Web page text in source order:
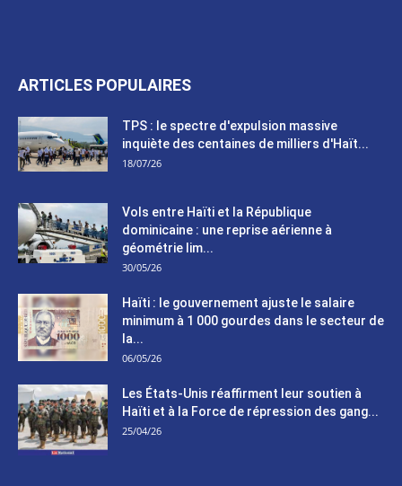
ARTICLES POPULAIRES
TPS : le spectre d'expulsion massive
inquiète des centaines de milliers d'Haït...
18/07/26
Vols entre Haïti et la République
dominicaine : une reprise aérienne à
géométrie lim...
30/05/26
Haïti : le gouvernement ajuste le salaire
minimum à 1 000 gourdes dans le secteur de
la...
06/05/26
Les États-Unis réaffirment leur soutien à
Haïti et à la Force de répression des gang...
25/04/26